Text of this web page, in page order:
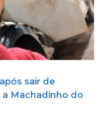
sair de
Machadinho do